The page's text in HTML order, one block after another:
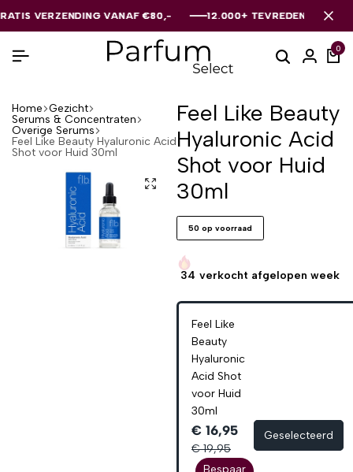
VERZENDING VANAF €80,- 12.000+ TEVREDEN KLANTEN
VERZENDING VANAF €80,- 12.000+ TEVREDEN KLANTEN
VERZENDING VANAF €80,- 12.000+ TEVREDEN KLANTEN
0
Home Gezicht
Serums & Concentraten
Overige Serums
Feel Like Beauty Hyaluronic Acid
Shot voor Huid 30ml
Feel Like Beauty
Hyaluronic Acid
Shot voor Huid
30ml
50 op voorraad
34 verkocht afgelopen week
Feel Like
Beauty
Hyaluronic
Acid Shot
voor Huid
30ml
€ 16,95
€ 19,95
Bespaar
Geselecteerd